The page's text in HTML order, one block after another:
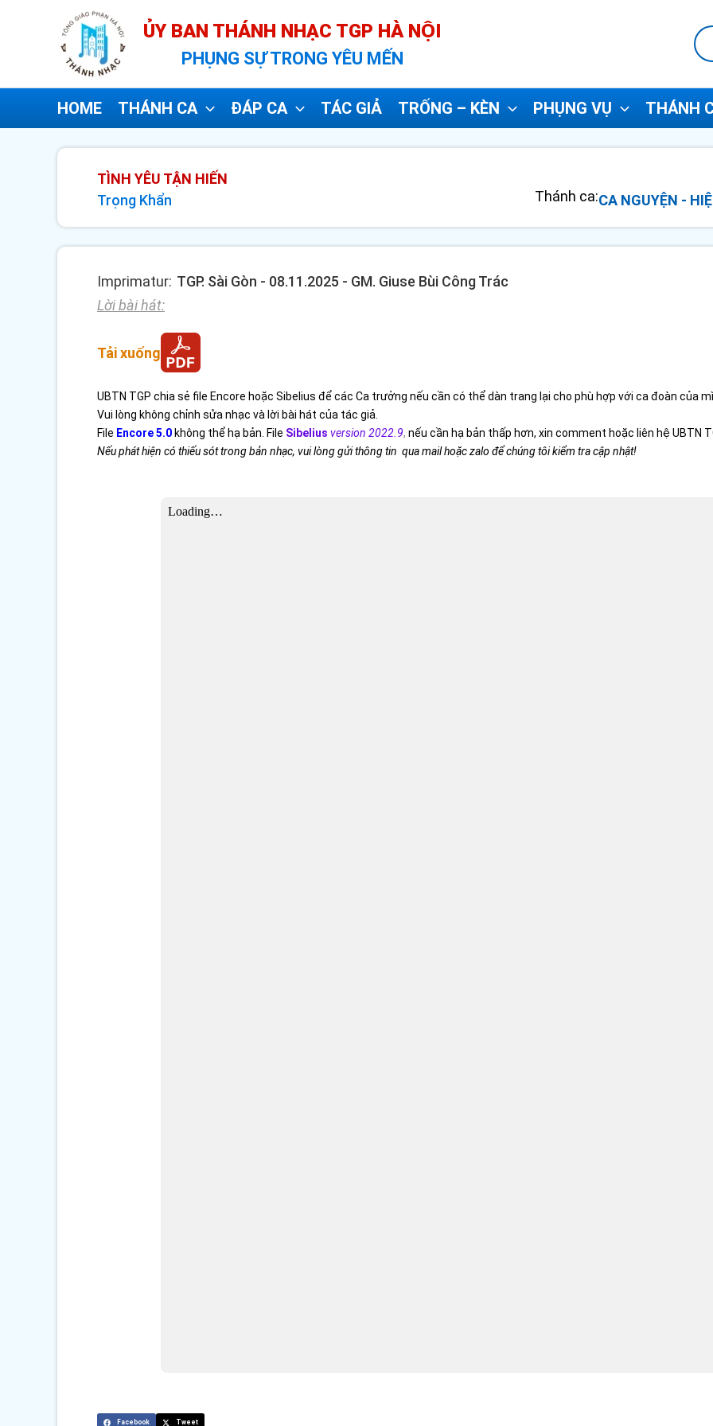
dung
ỦY BAN THÁNH NHẠC TGP HÀ NỘI
PHỤNG SỰ TRONG YÊU MẾN
HOME THÁNH CA ĐÁP CA TÁC GIẢ TRỐNG – KÈN PHỤNG VỤ THÁNH
TÌNH YÊU TẬN HIẾN
Trọng Khẩn
Thánh ca:CA NGUYỆN -
Imprimatur: TGP. Sài Gòn - 08.11.2025 - GM. Giuse Bùi Công Trác
Lời bài hát:
Tải xuống
UBTN TGP chia sẻ file Encore hoặc Sibelius để các Ca trưởng nếu cần có thể dàn trang lại cho phù hợp với ca đoàn của
Vui lòng không chỉnh sửa nhạc và lời bài hát của tác giả.
File Encore 5.0 không thể hạ bản. File Sibelius version 2022.9, nếu cần hạ bản thấp hơn, xin comment hoặc liên hệ UBTN
Nếu phát hiện có thiếu sót trong bản nhạc, vui lòng gửi thông tin qua mail hoặc zalo để chúng tôi kiểm tra cập nhật!
Facebook Tweet